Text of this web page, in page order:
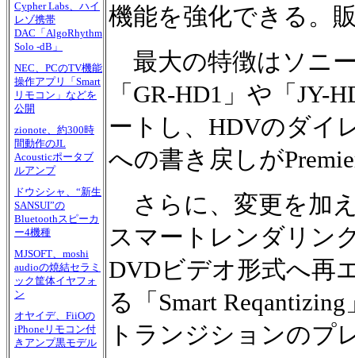
Cypher Labs、ハイ
レゾ携帯
DAC「AlgoRhythm
Solo -dB」
NEC、PCのTV機能
操作アプリ「Smart
リモコン」などを
公開
zionote、約300時
間動作のJL
Acousticポータブ
ルアンプ
ドウシシャ、“新生
SANSUI”の
Bluetoothスピーカ
ー4機種
MJSOFT、moshi
audioの焼結セラミ
ック筐体イヤフォ
ン
オヤイデ、FiiOの
iPhoneリモコン付
きアンプ黒モデル
機能を強化できる。
最大の特徴はソニ
「GR-HD1」や「
ートし、HDVのダイ
への書き戻しが
さらに、変更を加
スマートレンダリン
DVDビデオ形式へ再
る「Smart
トランジションのプ